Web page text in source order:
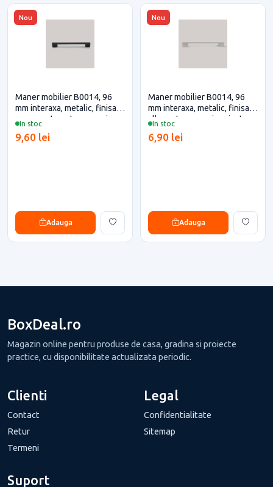
Nou
In stoc
Maner mobilier B0014, 96
mm interaxa, metalic, finisaj
negru mat pentru casa si
9,60 lei
Adauga
Nou
In stoc
Maner mobilier B0014, 96
mm interaxa, metalic, finisaj
alb pentru casa si proiecte
6,90 lei
Adauga
BoxDeal.ro
Magazin online pentru produse de casa, gradina si proiecte
practice, cu disponibilitate actualizata periodic.
Clienti
Contact
Retur
Termeni
Legal
Confidentialitate
Sitemap
Suport